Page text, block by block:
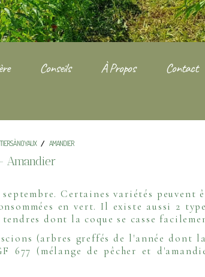
Conseils À Propos Contact
À NOYAUX AMANDIER
Amandier
Certaines variétés peuvent
en vert. Il existe aussi 2
dont la coque se casse
(arbres greffés de l'année dont
677 (mélange de pêcher et